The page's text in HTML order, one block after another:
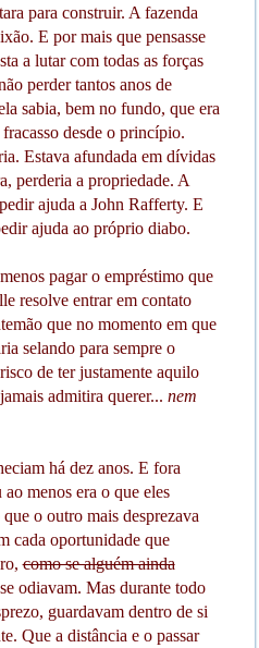
para construir. A fazenda
E por mais que pensasse
a lutar com todas as forças
perder tantos anos de
sabia, bem no fundo, que era
desde o princípio.
Estava afundada em dívidas
perderia a propriedade. A
ajuda a John Rafferty. E
ajuda ao próprio diabo.
pagar o empréstimo que
resolve entrar em contato
que no momento em que
selando para sempre o
de ter justamente aquilo
admitira querer... nem
há dez anos. E fora
menos era o que eles
o outro mais desprezava
cada oportunidade que
como se alguém ainda
odiavam. Mas durante todo
guardavam dentro de si
Que a distância e o passar